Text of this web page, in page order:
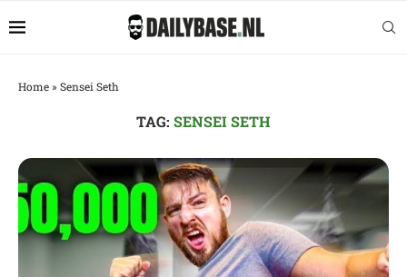
Home» Sensei Seth
TAG: SENSEI SETH